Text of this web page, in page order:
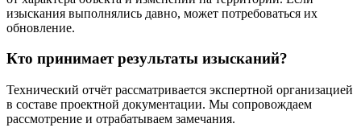
изыскания выполнялись давно, может потребоваться их
обновление.
Кто принимает результаты изысканий?
Технический отчёт рассматривается экспертной организацией
в составе проектной документации. Мы сопровождаем
рассмотрение и отрабатываем замечания.